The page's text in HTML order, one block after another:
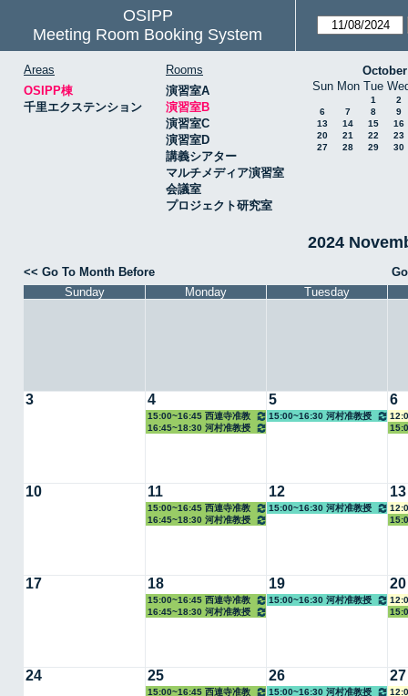
OSIPP
Meeting Room Booking System
Areas
OSIPP棟
千里エクステンション
Rooms
演習室A
演習室B
演習室C
演習室D
講義シアター
マルチメディア演習室
会議室
プロジェクト研究室
Sun Mon Tue
1
2
6
7 8
9
13
14 15
16
20
21 22
23
27
28 29 30
2024
<< Go To Month Before
Sunday
Monday Tuesday
3 4
15:00~16:45 西連寺准教
授
16:45~18:30 河村准教授
5
15:00~16:30 河村准教授
6
10 11
15:00~16:45 西連寺准教
授
16:45~18:30 河村准教授
12
15:00~16:30 河村准教授
13
17 18
15:00~16:45 西連寺准教
授
16:45~18:30 河村准教授
19
15:00~16:30 河村准教授
20
24 25
15:00~16:45 西連寺准教
26
15:00~16:30 河村准教授
27